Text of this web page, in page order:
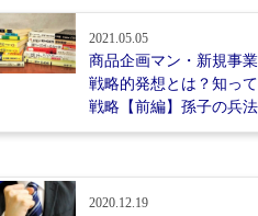
2021.05.05
商品企画マン・新規事
戦略的発想とは？知っ
戦略【前編】孫子の兵法
2020.12.19